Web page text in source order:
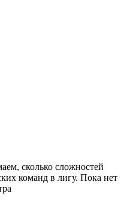
сколько сложностей
команд в лигу. Пока нет